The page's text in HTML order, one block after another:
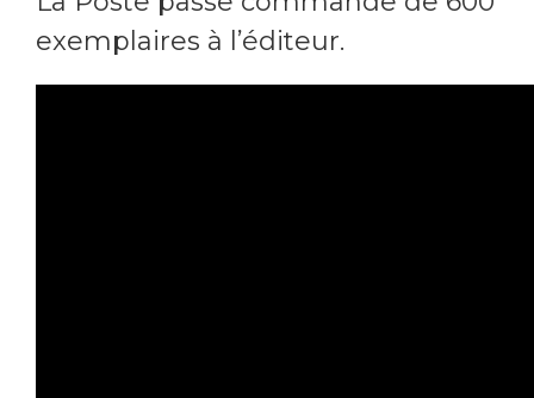
exemplaires à l’éditeur.